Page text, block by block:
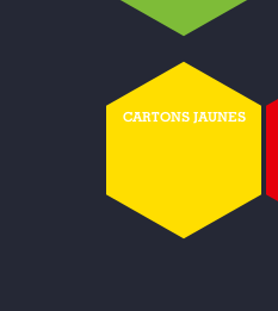
CARTONS JAUNES